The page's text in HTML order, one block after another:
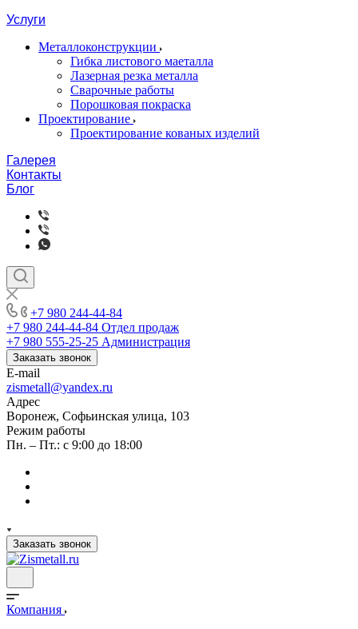
Услуги
Металлоконструкции
Гибка листового маеталла
Лазерная резка металла
Сварочные работы
Порошковая покраска
Проектирование
Проектирование кованых изделий
Галерея
Контакты
Блог
+7 980 244-44-84
+7 980 244-44-84 Отдел продаж
+7 980 555-25-25 Администрация
Заказать звонок
E-mail
zismetall@yandex.ru
Адрес
Воронеж, Софьинская улица, 103
Режим работы
Пн. – Пт.: с 9:00 до 18:00
Заказать звонок
Компания